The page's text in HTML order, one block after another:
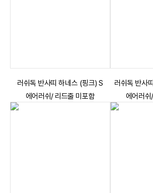
러쉬독 반사띠 하네스 (핑크) S
에어러쉬/ 리드줄 미포함
러쉬독 반사
에어러